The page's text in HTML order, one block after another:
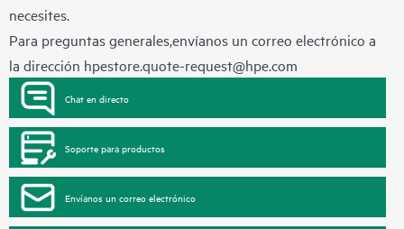
necesites.
Para preguntas generales,envíanos un correo electrónico a
la dirección hpestore.quote-request@hpe.com
Chat en directo
Soporte para productos
Envíanos un correo electrónico